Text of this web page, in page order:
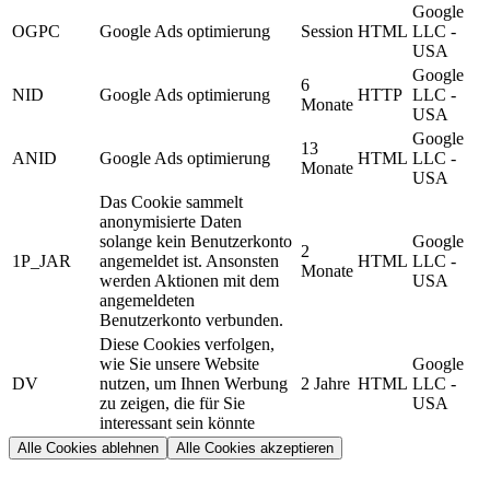
OGPC Google Ads optimierung Session HTML
Google
LLC -
USA
NID Google Ads optimierung
6
Monate
HTTP
Google
LLC -
USA
ANID Google Ads optimierung
13
Monate
HTML
Google
LLC -
USA
1P_JAR
Das Cookie sammelt
anonymisierte Daten
solange kein Benutzerkonto
angemeldet ist. Ansonsten
werden Aktionen mit dem
angemeldeten
Benutzerkonto verbunden.
2
Monate
HTML
Google
LLC -
USA
DV
Diese Cookies verfolgen,
wie Sie unsere Website
nutzen, um Ihnen Werbung
zu zeigen, die für Sie
interessant sein könnte
2 Jahre HTML
Google
LLC -
USA
Alle Cookies ablehnen Alle Cookies akzeptieren